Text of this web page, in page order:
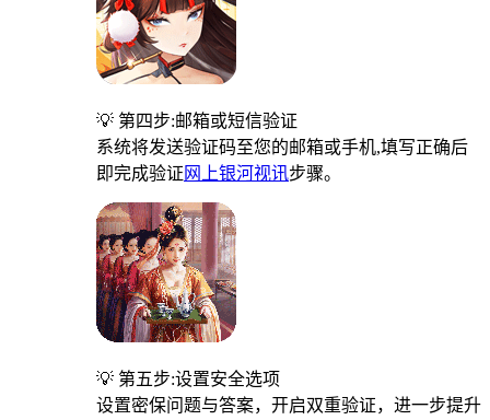
💡 第四步:邮箱或短信验证
系统将发送验证码至您的邮箱或手机,填写正确后
即完成验证 网上银河视讯步骤。
💡 第五步:设置安全选项
设置密保问题与答案，开启双重验证，进一步提升